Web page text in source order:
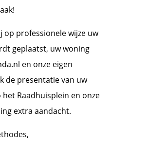
op professionele wijze uw
geplaatst, uw woning
en onze eigen
de presentatie van uw
Raadhuisplein en onze
extra aandacht.